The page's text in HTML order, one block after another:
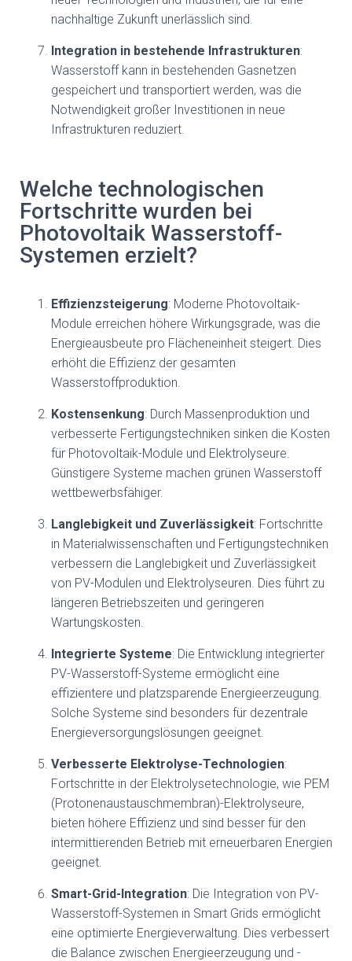
nachhaltige Zukunft unerlässlich sind.
Integration in bestehende Infrastrukturen:
Wasserstoff kann in bestehenden Gasnetzen
gespeichert und transportiert werden, was die
Notwendigkeit großer Investitionen in neue
Infrastrukturen reduziert.
Welche technologischen
Fortschritte wurden bei
Photovoltaik Wasserstoff-
Systemen erzielt?
Effizienzsteigerung: Moderne Photovoltaik-
Module erreichen höhere Wirkungsgrade, was die
Energieausbeute pro Flächeneinheit steigert. Dies
erhöht die Effizienz der gesamten
Wasserstoffproduktion.
Kostensenkung: Durch Massenproduktion und
verbesserte Fertigungstechniken sinken die Kosten
für Photovoltaik-Module und Elektrolyseure.
Günstigere Systeme machen grünen Wasserstoff
wettbewerbsfähiger.
Langlebigkeit und Zuverlässigkeit: Fortschritte
in Materialwissenschaften und Fertigungstechniken
verbessern die Langlebigkeit und Zuverlässigkeit
von PV-Modulen und Elektrolyseuren. Dies führt zu
längeren Betriebszeiten und geringeren
Wartungskosten.
Integrierte Systeme: Die Entwicklung integrierter
PV-Wasserstoff-Systeme ermöglicht eine
effizientere und platzsparende Energieerzeugung.
Solche Systeme sind besonders für dezentrale
Energieversorgungslösungen geeignet.
Verbesserte Elektrolyse-Technologien:
Fortschritte in der Elektrolysetechnologie, wie PEM
(Protonenaustauschmembran)-Elektrolyseure,
bieten höhere Effizienz und sind besser für den
intermittierenden Betrieb mit erneuerbaren Energien
geeignet.
Smart-Grid-Integration: Die Integration von PV-
Wasserstoff-Systemen in Smart Grids ermöglicht
eine optimierte Energieverwaltung. Dies verbessert
die Balance zwischen Energieerzeugung und -